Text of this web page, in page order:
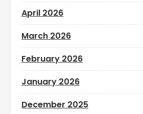
April 2026
March 2026
February 2026
January 2026
December 2025